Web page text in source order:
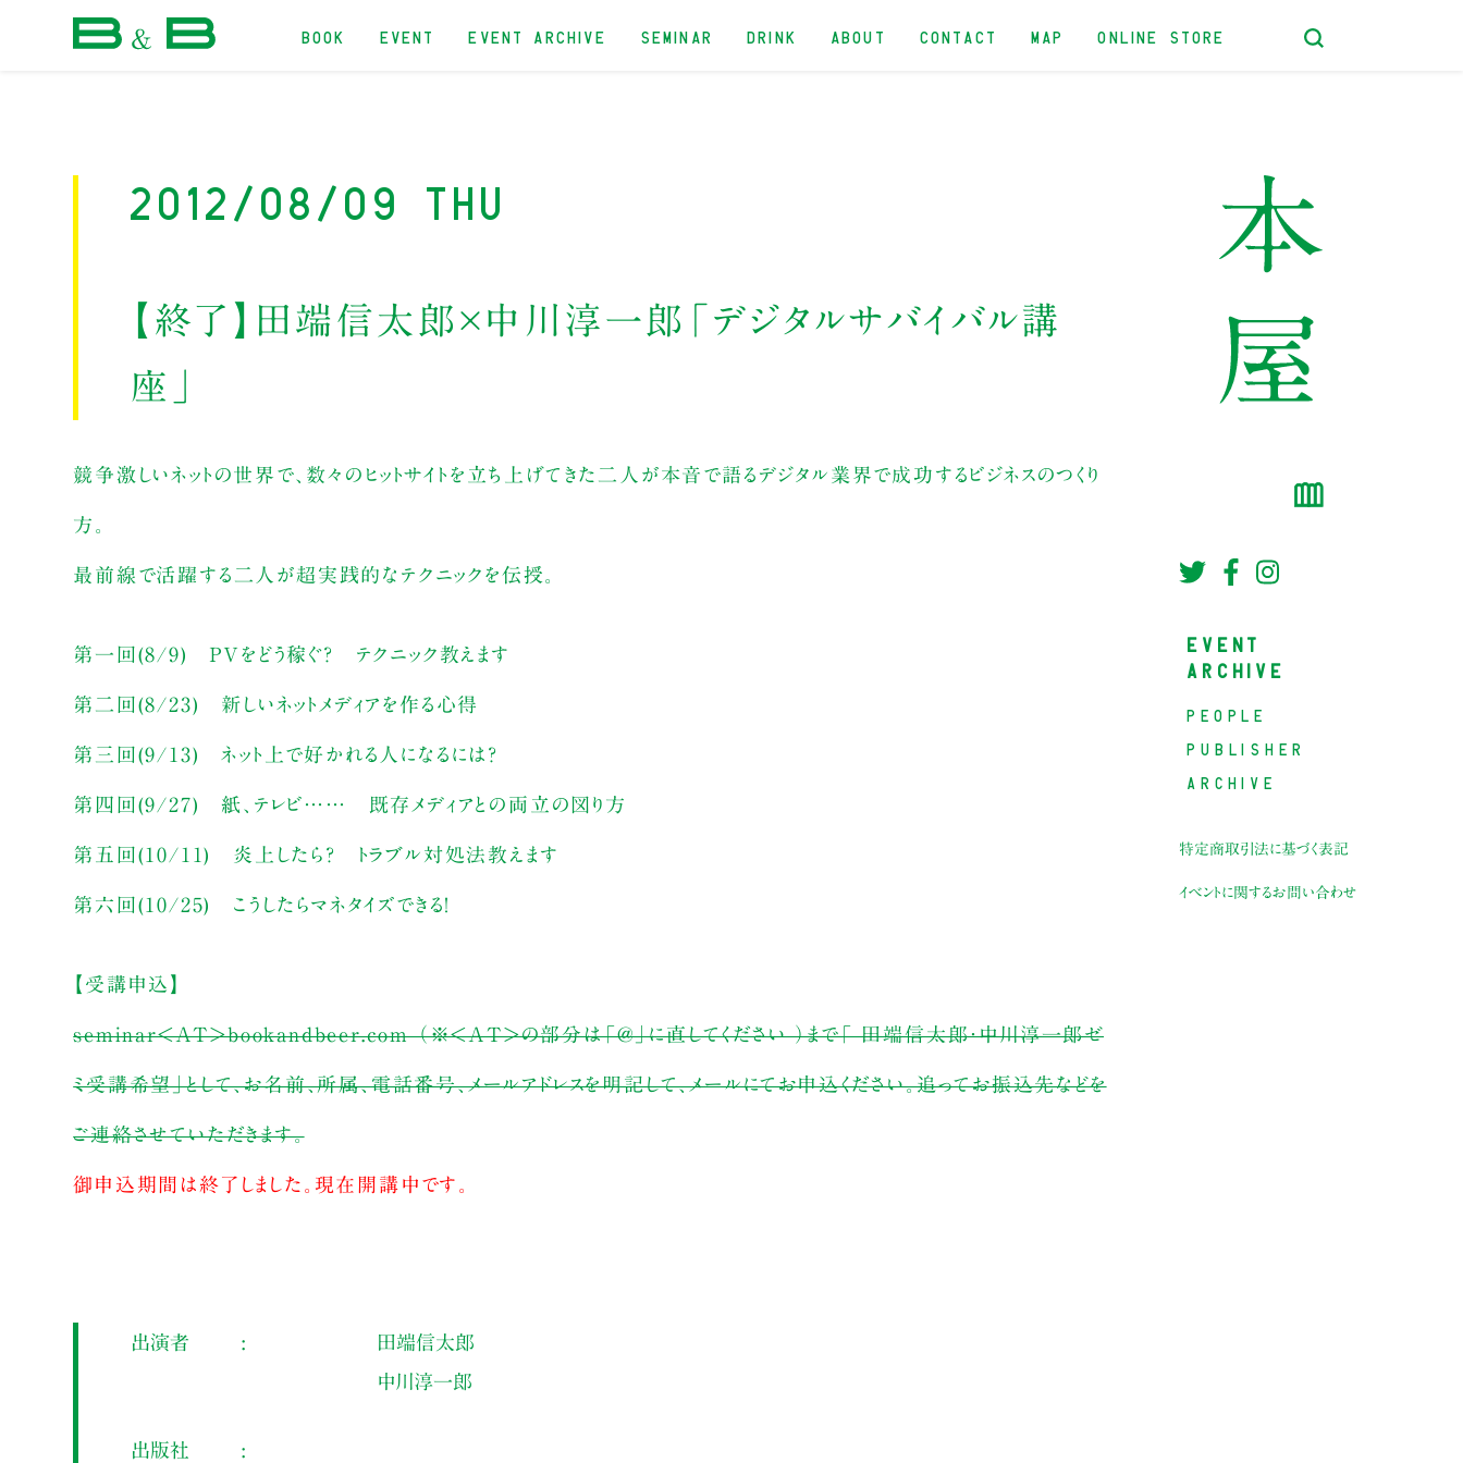
BOOK EVENT EVENT ARCHIVE SEMINAR DRINK ABOUT CONTACT MAP ONLINE STORE
2012/08/09 Thu
【終了】田端信太郎×中川淳一郎「デジタルサバイバル講
座」
競争激しいネットの世界で、数々のヒットサイトを立ち上げてきた二人が本音で語るデジタル業界で成功するビジネスのつくり
方。
最前線で活躍する二人が超実践的なテクニックを伝授。
第一回(8/9) ＰＶをどう稼ぐ？ テクニック教えます
第二回(8/23) 新しいネットメディアを作る心得
第三回(9/13) ネット上で好かれる人になるには？
第四回(9/27) 紙、テレビ…… 既存メディアとの両立の図り方
第五回(10/11) 炎上したら？ トラブル対処法教えます
第六回(10/25) こうしたらマネタイズできる！
【受講申込】
seminar<AT>bookandbeer.com （※<AT>の部分は「@」に直してください ）まで「 田端信太郎・中川淳一郎ゼ
ミ受講希望」として、お名前、所属、電話番号、メールアドレスを明記して、メールにてお申込ください。追ってお振込先などを
ご連絡させていただきます。
御申込期間は終了しました。現在開講中です。
出演者
田端信太郎
中川淳一郎
出版社
EVENT
ARCHIVE
PEOPLE
PUBLISHER
ARCHIVE
特定商取引法に基づく表記
イベントに関するお問い合わせ